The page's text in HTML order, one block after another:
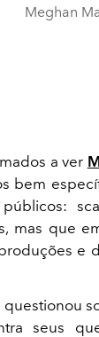
Meghan
a ver
bem
públicos:
mas que
e
questionou
seus